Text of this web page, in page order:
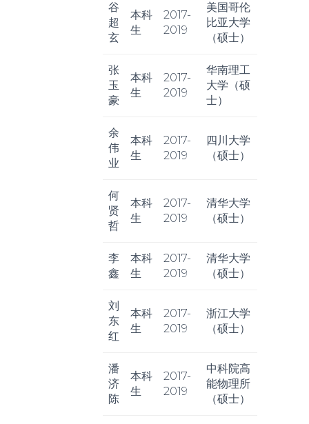
谷
超
玄
本科
生
2017-
2019
美国哥伦
比亚大学
（硕士）
张
玉
豪
本科
生
2017-
2019
华南理工
大学（硕
士）
余
伟
业
本科
生
2017-
2019
四川大学
（硕士）
何
贤
哲
本科
生
2017-
2019
清华大学
（硕士）
李
鑫
本科
生
2017-
2019
清华大学
（硕士）
刘
东
红
本科
生
2017-
2019
浙江大学
（硕士）
潘
济
陈
本科
生
2017-
2019
中科院高
能物理所
（硕士）